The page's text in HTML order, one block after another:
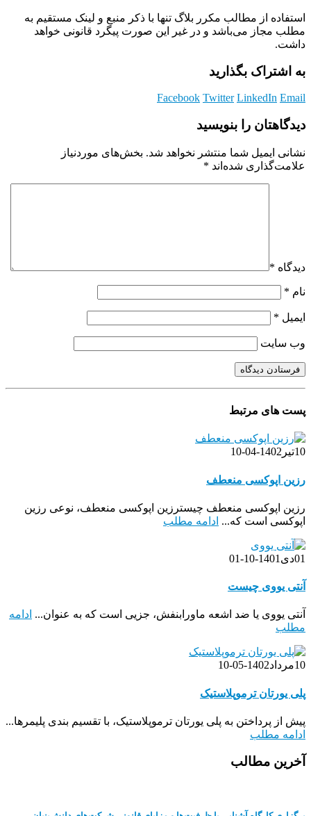
استفاده از مطالب مکرر بلاگ تنها با ذکر منبع و لینک مستقیم به
مطلب مجاز می‌باشد و در غیر این صورت پیگرد قانونی خواهد
داشت.
به اشتراک بگذارید
Facebook Twitter LinkedIn Email
دیدگاهتان را بنویسید
نشانی ایمیل شما منتشر نخواهد شد. بخش‌های موردنیاز
علامت‌گذاری شده‌اند *
دیدگاه *
نام *
ایمیل *
وب‌ سایت
پست های مرتبط
10تیر 1402-04-10
رزین اپوکسی منعطف
رزین اپوکسی منعطف چیسترزین اپوکسی منعطف، نوعی رزین
اپوکسی است که... ادامه مطلب
01دی 1401-10-01
آنتی یووی چیست
آنتی یووی یا ضد اشعه ماورابنفش، جزیی است که به عنوان... ادامه
مطلب
10مرداد1402-05-10
پلی یورتان ترموپلاستیک
پیش از پرداختن به پلی یورتان ترموپلاستیک، با تقسیم بندی پلیمرها...
ادامه مطلب
آخرین مطالب